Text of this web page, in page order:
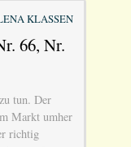
KLASSEN
66, Nr.
tun. Der
Markt umher
richtig